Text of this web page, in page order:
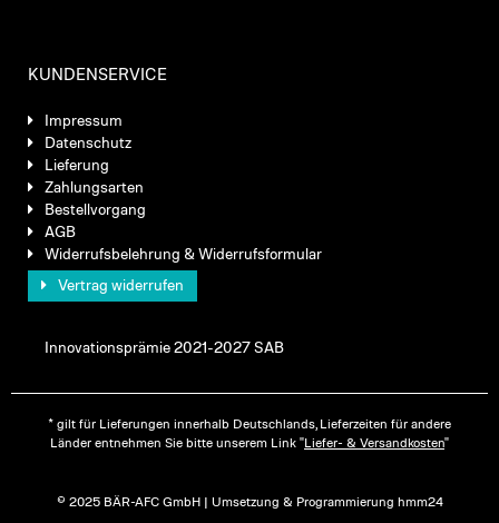
KUNDENSERVICE
Impressum
Datenschutz
Lieferung
Zahlungsarten
Bestellvorgang
AGB
Widerrufsbelehrung & Widerrufsformular
Vertrag widerrufen
Innovationsprämie 2021-2027 SAB
* gilt für Lieferungen innerhalb Deutschlands, Lieferzeiten für andere
Länder entnehmen Sie bitte unserem Link "Liefer- & Versandkosten"
© 2025 BÄR-AFC GmbH | Umsetzung & Programmierung hmm24